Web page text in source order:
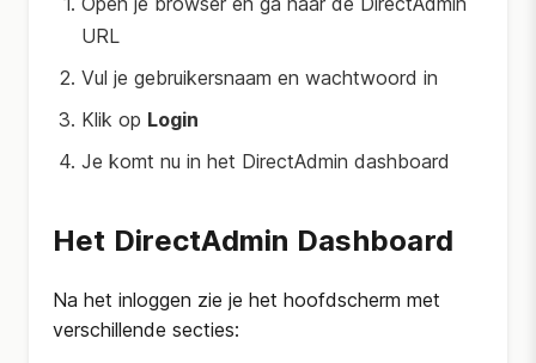
URL
Vul je gebruikersnaam en wachtwoord in
Klik op Login
Je komt nu in het DirectAdmin dashboard
Het DirectAdmin Dashboard
Na het inloggen zie je het hoofdscherm met
verschillende secties: